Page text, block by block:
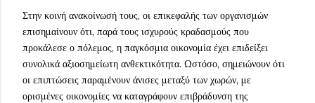
Στην κοινή ανακοίνωσή τους, οι επικεφαλής των οργανισμών
επισημαίνουν ότι, παρά τους ισχυρούς κραδασμούς που
προκάλεσε ο πόλεμος, η παγκόσμια οικονομία έχει επιδείξει
συνολικά αξιοσημείωτη ανθεκτικότητα. Ωστόσο, σημειώνουν ότι
οι επιπτώσεις παραμένουν άνισες μεταξύ των χωρών, με
ορισμένες οικονομίες να καταγράφουν επιβράδυνση της